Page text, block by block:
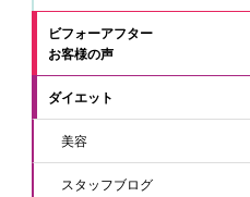
ビフォーアフター
お客様の声
ダイエット
美容
スタッフブログ